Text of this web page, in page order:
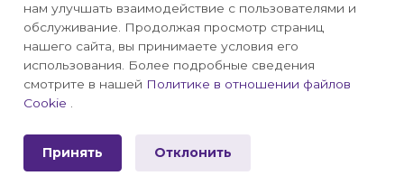
г. Красноярск, ул. Ладо Кецховели 22а, офис 8-28/1
сайтов на 1С-Битрикс
Политика конфиденциальности
нам улучшать взаимодействие с пользователями и
обслуживание. Продолжая просмотр страниц
нашего сайта, вы принимаете условия его
использования. Более подробные сведения
смотрите в нашей Политике в отношении файлов
Cookie
Принять Отклонить